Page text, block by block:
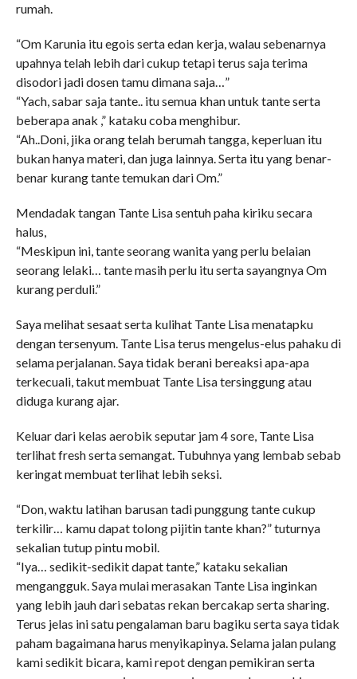
rumah.
“Om Karunia itu egois serta edan kerja, walau sebenarnya
upahnya telah lebih dari cukup tetapi terus saja terima
disodori jadi dosen tamu dimana saja…”
“Yach, sabar saja tante.. itu semua khan untuk tante serta
beberapa anak ,” kataku coba menghibur.
“Ah..Doni, jika orang telah berumah tangga, keperluan itu
bukan hanya materi, dan juga lainnya. Serta itu yang benar-
benar kurang tante temukan dari Om.”
Mendadak tangan Tante Lisa sentuh paha kiriku secara
halus,
“Meskipun ini, tante seorang wanita yang perlu belaian
seorang lelaki… tante masih perlu itu serta sayangnya Om
kurang perduli.”
Saya melihat sesaat serta kulihat Tante Lisa menatapku
dengan tersenyum. Tante Lisa terus mengelus-elus pahaku di
selama perjalanan. Saya tidak berani bereaksi apa-apa
terkecuali, takut membuat Tante Lisa tersinggung atau
diduga kurang ajar.
Keluar dari kelas aerobik seputar jam 4 sore, Tante Lisa
terlihat fresh serta semangat. Tubuhnya yang lembab sebab
keringat membuat terlihat lebih seksi.
“Don, waktu latihan barusan tadi punggung tante cukup
terkilir… kamu dapat tolong pijitin tante khan?” tuturnya
sekalian tutup pintu mobil.
“Iya… sedikit-sedikit dapat tante,” kataku sekalian
mengangguk. Saya mulai merasakan Tante Lisa inginkan
yang lebih jauh dari sebatas rekan bercakap serta sharing.
Terus jelas ini satu pengalaman baru bagiku serta saya tidak
paham bagaimana harus menyikapinya. Selama jalan pulang
kami sedikit bicara, kami repot dengan pemikiran serta